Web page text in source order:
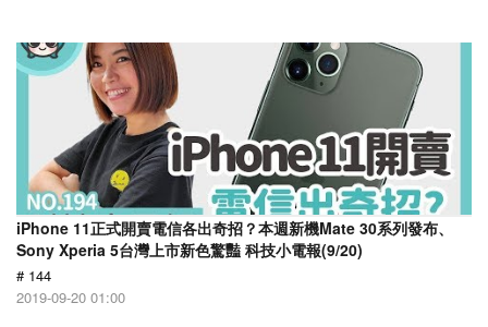
iPhone 11正式開賣電信各出奇招？本週新機Mate 30系列發布、
Sony Xperia 5台灣上市新色驚豔 科技小電報(9/20)
# 144
2019-09-20 01:00